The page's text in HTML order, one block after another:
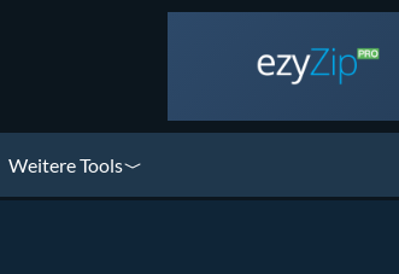
Weitere Tools